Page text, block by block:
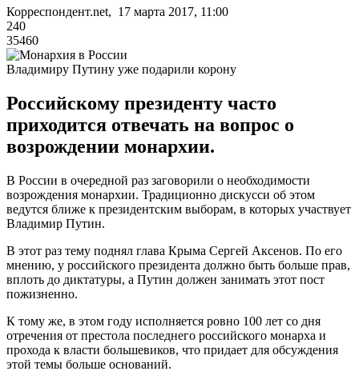
Корреспондент.net, 17 марта 2017, 11:00
240
35460
Владимиру Путину уже подарили корону
Российскому президенту часто
приходится отвечать на вопрос о
возрождении монархии.
В России в очередной раз заговорили о необходимости
возрождения монархии. Традиционно дискусси об этом
ведутся ближе к президентским выборам, в которых участвует
Владимир Путин.
В этот раз тему поднял глава Крыма Сергей Аксенов. По его
мнению, у российского президента должно быть больше прав,
вплоть до диктатуры, а Путин должен занимать этот пост
пожизненно.
К тому же, в этом году исполняется ровно 100 лет со дня
отречения от престола последнего российского монарха и
прохода к власти большевиков, что придает для обсуждения
этой темы больше оснований.